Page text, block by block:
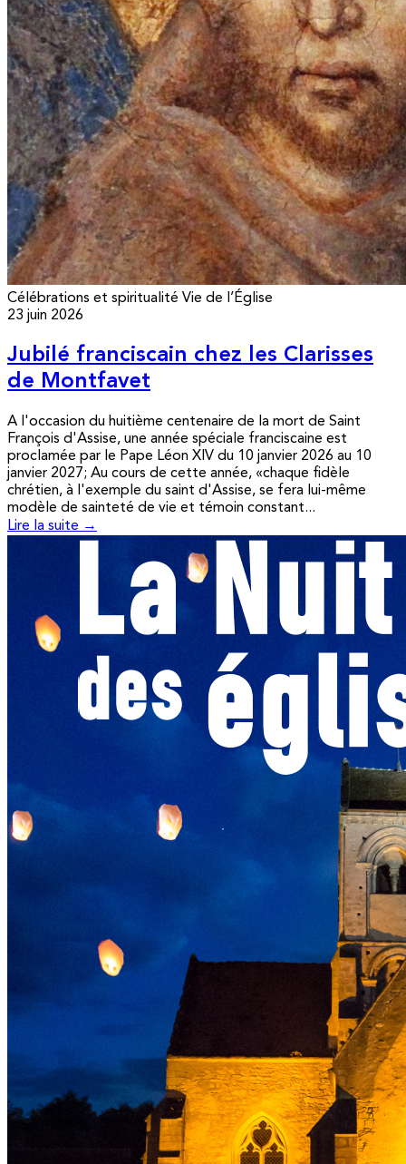
Célébrations et spiritualité Vie de l’Église
23 juin 2026
Jubilé franciscain chez les Clarisses
de Montfavet
A l'occasion du huitième centenaire de la mort de Saint
François d'Assise, une année spéciale franciscaine est
proclamée par le Pape Léon XIV du 10 janvier 2026 au 10
janvier 2027; Au cours de cette année, «chaque fidèle
chrétien, à l'exemple du saint d'Assise, se fera lui-même
modèle de sainteté de vie et témoin constant...
Lire la suite →